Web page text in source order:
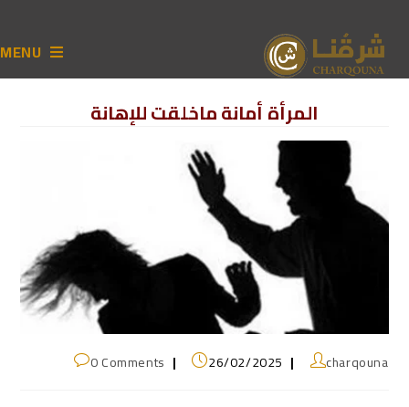
MENU
المرأة أمانة ماخلقت للإهانة
charqouna
26/02/2025
0 Comments